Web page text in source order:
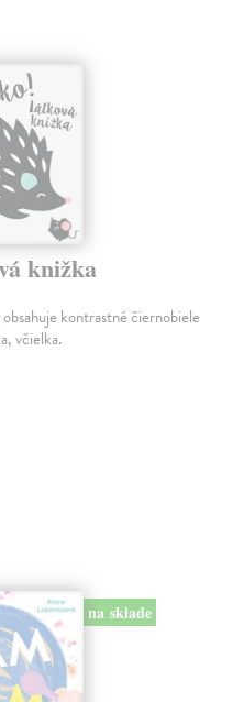
knižka
kontrastné čiernobiele
včielka.
na sklade